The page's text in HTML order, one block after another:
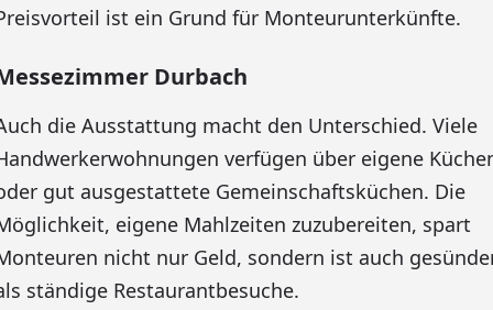
ist ein Grund für Monteurunterkünfte.
Durbach
die Ausstattung macht den Unterschied. Viele
verfügen über eigene
gut ausgestattete Gemeinschaftsküchen. Die
eigene Mahlzeiten zuzubereiten, spart
nicht nur Geld, sondern ist auch
ständige Restaurantbesuche.